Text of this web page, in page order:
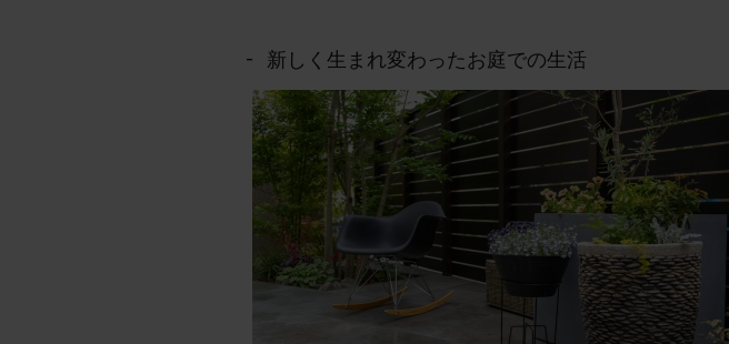
新しく生まれ変わったお庭での生活